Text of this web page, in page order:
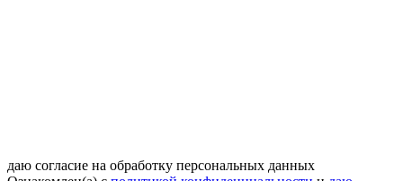
даю согласие на обработку персональных данных